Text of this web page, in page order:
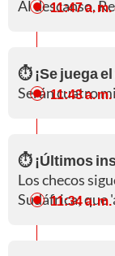
Al descanso,
11:47 a. m.
⏱️ ¡Se juega
Serán cuatro
11:43 a. m.
⏱️ ¡Últimos
Los checos
Sudáfrica; que
11:34 a. m.